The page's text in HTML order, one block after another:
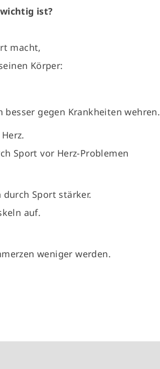
ist?
macht,
Körper:
besser gegen Krankheiten wehren.
Sport vor Herz-Problemen
durch Sport stärker.
auf.
weniger werden.